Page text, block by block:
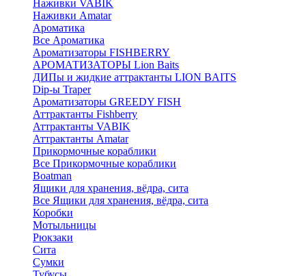
Наживки VABIK
Наживки Amatar
Ароматика
Все Ароматика
Ароматизаторы FISHBERRY
АРОМАТИЗАТОРЫ Lion Baits
ДИПы и жидкие аттрактанты LION BAITS
Dip-ы Traper
Ароматизаторы GREEDY FISH
Аттрактанты Fishberry
Аттрактанты VABIK
Аттрактанты Amatar
Прикормочные кораблики
Все Прикормочные кораблики
Boatman
Ящики для хранения, вёдра, сита
Все Ящики для хранения, вёдра, сита
Коробки
Мотыльницы
Рюкзаки
Сита
Сумки